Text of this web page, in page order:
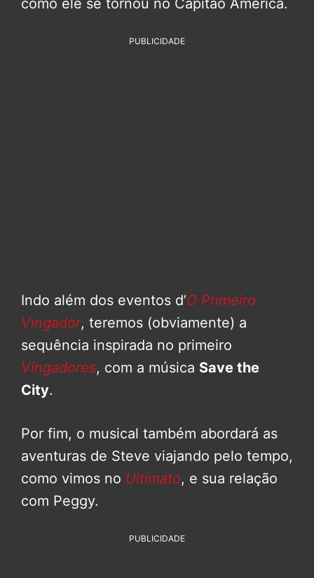
PUBLICIDADE
Indo além dos eventos d’O Primeiro
Vingador, teremos (obviamente) a
sequência inspirada no primeiro
Vingadores, com a música Save the
City.
Por fim, o musical também abordará as
aventuras de Steve viajando pelo tempo,
como vimos no Ultimato, e sua relação
com Peggy.
PUBLICIDADE